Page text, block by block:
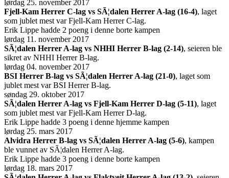
lørdag 25. november 2017
Fjell-Kam Herrer C-lag vs SÃ¦dalen Herrer A-lag (16-4), laget
som jublet mest var Fjell-Kam Herrer C-lag.
Erik Lippe hadde 2 poeng i denne borte kampen
lørdag 11. november 2017
SÃ¦dalen Herrer A-lag vs NHHI Herrer B-lag (2-14), seieren ble
sikret av NHHI Herrer B-lag.
lørdag 04. november 2017
BSI Herrer B-lag vs SÃ¦dalen Herrer A-lag (21-0), laget som
jublet mest var BSI Herrer B-lag.
søndag 29. oktober 2017
SÃ¦dalen Herrer A-lag vs Fjell-Kam Herrer D-lag (5-11), laget
som jublet mest var Fjell-Kam Herrer D-lag.
Erik Lippe hadde 3 poeng i denne hjemme kampen
lørdag 25. mars 2017
Alvidra Herrer B-lag vs SÃ¦dalen Herrer A-lag (5-6), kampen
ble vunnet av SÃ¦dalen Herrer A-lag.
Erik Lippe hadde 3 poeng i denne borte kampen
lørdag 18. mars 2017